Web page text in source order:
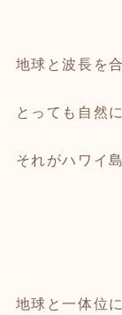
地球と波長を
とっても自然
それがハワイ
地球と一体位